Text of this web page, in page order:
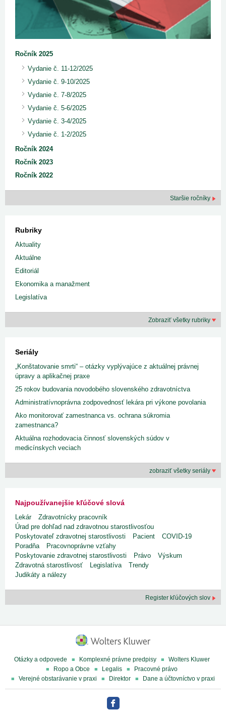
Ročník 2025
Vydanie č. 11-12/2025
Vydanie č. 9-10/2025
Vydanie č. 7-8/2025
Vydanie č. 5-6/2025
Vydanie č. 3-4/2025
Vydanie č. 1-2/2025
Ročník 2024
Ročník 2023
Ročník 2022
Staršie ročníky
Rubriky
Aktuality
Aktuálne
Editoriál
Ekonomika a manažment
Legislatíva
Zobraziť všetky rubriky
Seriály
„Konštatovanie smrti“ – otázky vyplývajúce z aktuálnej právnej
úpravy a aplikačnej praxe
25 rokov budovania novodobého slovenského zdravotníctva
Administratívnoprávna zodpovednosť lekára pri výkone povolania
Ako monitorovať zamestnanca vs. ochrana súkromia
zamestnanca?
Aktuálna rozhodovacia činnosť slovenských súdov v
medicínskych veciach
zobraziť všetky seriály
Najpoužívanejšie kľúčové slová
Lekár
Zdravotnícky pracovník
Úrad pre dohľad nad zdravotnou starostlivosťou
Poskytovateľ zdravotnej starostlivosti
Pacient
COVID-19
Poradňa
Pracovnoprávne vzťahy
Poskytovanie zdravotnej starostlivosti
Právo
Výskum
Zdravotná starostlivosť
Legislatíva
Trendy
Judikáty a nálezy
Register kľúčových slov
Otázky a odpovede Komplexné právne predpisy
Wolters Kluwer
Ropo a Obce
Legalis
Pracovné právo
Verejné obstarávanie v praxi
Direktor Dane a účtovníctvo v praxi